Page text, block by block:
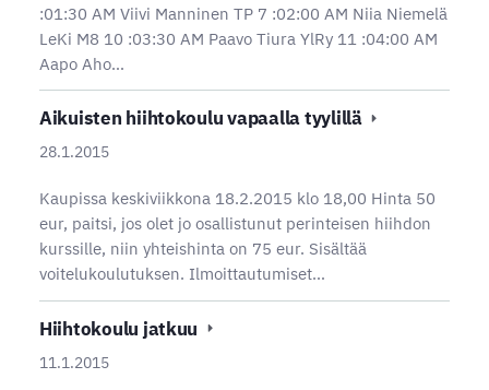
:01:30 AM Viivi Manninen TP 7 :02:00 AM Niia Niemelä
LeKi M8 10 :03:30 AM Paavo Tiura YlRy 11 :04:00 AM
Aapo Aho…
Aikuisten hiihtokoulu vapaalla tyylillä
28.1.2015
Kaupissa keskiviikkona 18.2.2015 klo 18,00 Hinta 50
eur, paitsi, jos olet jo osallistunut perinteisen hiihdon
kurssille, niin yhteishinta on 75 eur. Sisältää
voitelukoulutuksen. Ilmoittautumiset…
Hiihtokoulu jatkuu
11.1.2015